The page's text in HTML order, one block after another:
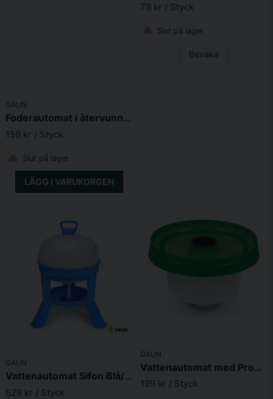
GAUN
Foderautomat i återvunnen plast med ben
159 kr / Styck
Slut på lager
LÄGG I VARUKORGEN
79 kr / Styck
Slut på lager
Bevaka
GAUN
Vattenautomat Sifon Blå/Vit till Höns
529 kr / Styck
GAUN
Vattenautomat med Propp Premium
199 kr / Styck